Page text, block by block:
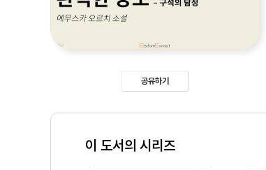
공유하기
이 도서의 시리즈